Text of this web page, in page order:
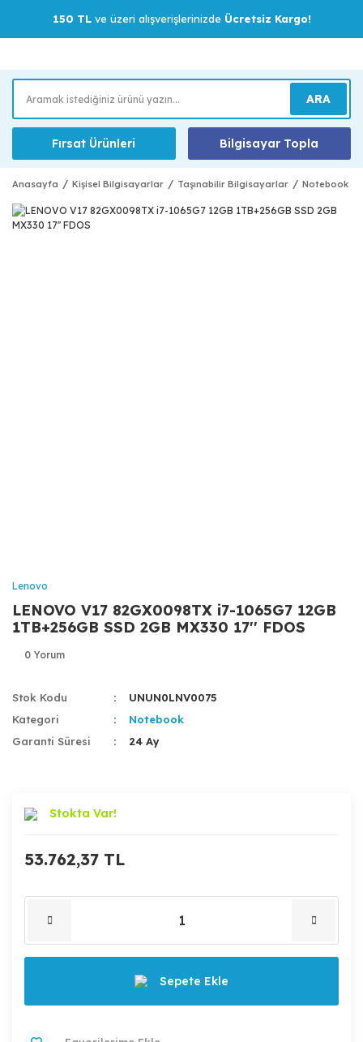
150 TLve üzeri alışverişlerinizde Ücretsiz Kargo!
ARA
Fırsat Ürünleri Bilgisayar Topla
Anasayfa Kişisel Bilgisayarlar Taşınabilir Bilgisayarlar Notebook
Lenovo
LENOVO V17 82GX0098TX i7-1065G7 12GB
1TB+256GB SSD 2GB MX330 17'' FDOS
0 Yorum
Stok Kodu
UNUN0LNV0075
Kategori
Notebook
Garanti Süresi
24 Ay
Stokta Var!
53.762,37 TL
Sepete Ekle